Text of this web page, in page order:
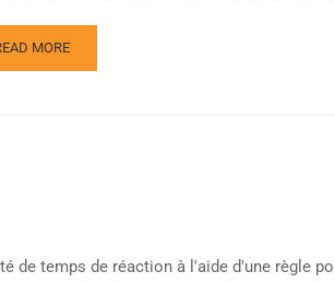
MORE
de temps de réaction à l'aide d'une règle